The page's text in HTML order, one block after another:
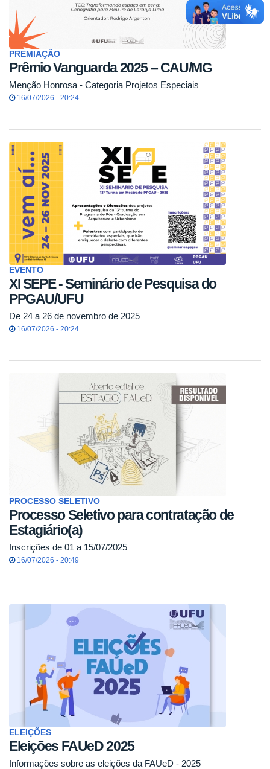
PREMIAÇÃO
Prêmio Vanguarda 2025 – CAU/MG
Menção Honrosa - Categoria Projetos Especiais
16/07/2026 - 20:24
EVENTO
XI SEPE - Seminário de Pesquisa do
PPGAU/UFU
De 24 a 26 de novembro de 2025
16/07/2026 - 20:24
PROCESSO SELETIVO
Processo Seletivo para contratação de
Estagiário(a)
Inscrições de 01 a 15/07/2025
16/07/2026 - 20:49
ELEIÇÕES
Eleições FAUeD 2025
Informações sobre as eleições da FAUeD - 2025